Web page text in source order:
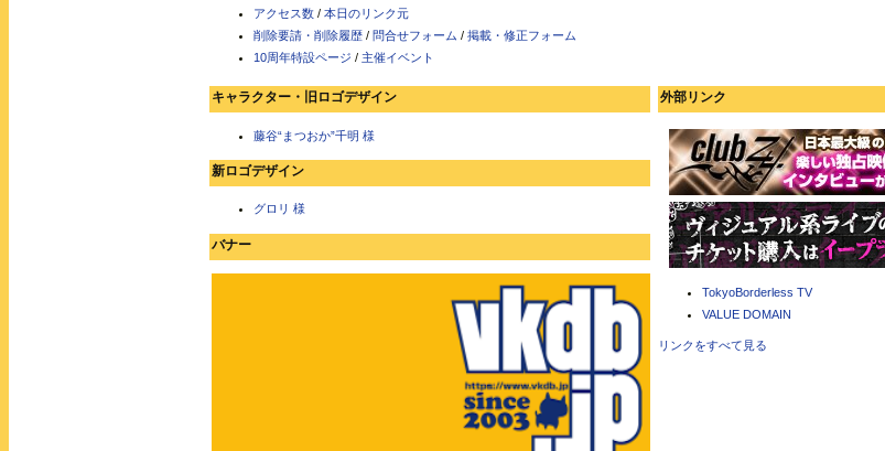
アクセス数 / 本日のリンク元
削除要請・削除履歴 / 問合せフォーム / 掲載・修正フォーム
10周年特設ページ / 主催イベント
キャラクター・旧ロゴデザイン
藤谷“まつおか”千明 様
新ロゴデザイン
グロリ 様
バナー
外部リンク
TokyoBorderless TV
VALUE DOMAIN
リンクをすべて見る